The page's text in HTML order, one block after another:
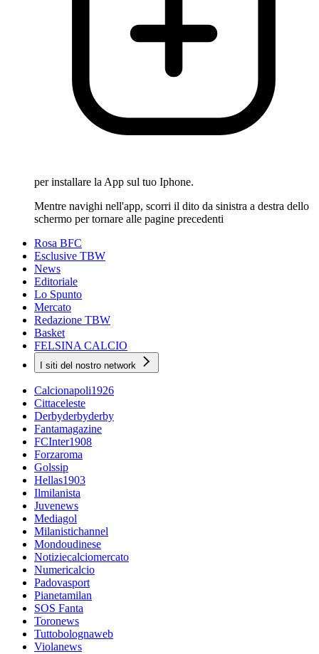
per installare la App sul tuo Iphone.
Mentre navighi nell'app, scorri il dito da sinistra a destra dello
schermo per tornare alle pagine precedenti
Rosa BFC
Esclusive TBW
News
Editoriale
Lo Spunto
Mercato
Redazione TBW
Basket
FELSINA CALCIO
I siti del nostro network
Calcionapoli1926
Cittaceleste
Derbyderbyderby
Fantamagazine
FCInter1908
Forzaroma
Golssip
Hellas1903
Ilmilanista
Juvenews
Mediagol
Milanistichannel
Mondoudinese
Notiziecalciomercato
Numericalcio
Padovasport
Pianetamilan
SOS Fanta
Toronews
Tuttobolognaweb
Violanews